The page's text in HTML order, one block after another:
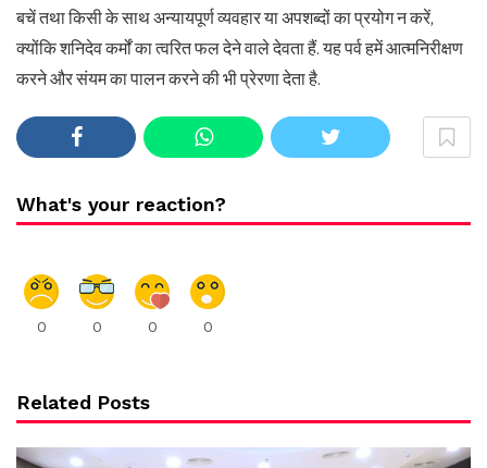
बचें तथा किसी के साथ अन्यायपूर्ण व्यवहार या अपशब्दों का प्रयोग न करें,
क्योंकि शनिदेव कर्मों का त्वरित फल देने वाले देवता हैं. यह पर्व हमें आत्मनिरीक्षण
करने और संयम का पालन करने की भी प्रेरणा देता है.
What's your reaction?
0 0 0 0
Related Posts